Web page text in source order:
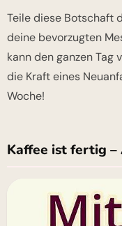
Teile diese Botschaft
deine bevorzugten
kann den ganzen Tag
die Kraft eines
Woche!
Kaffee ist fertig –